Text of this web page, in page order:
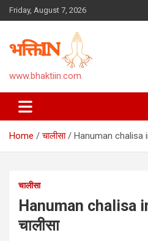
Skip
to
Friday, August 7, 2026
www.bhaktiin.com
Home चालीसा Hanuman chalisa
चालीसा
Hanuman chalisa
चालीसा